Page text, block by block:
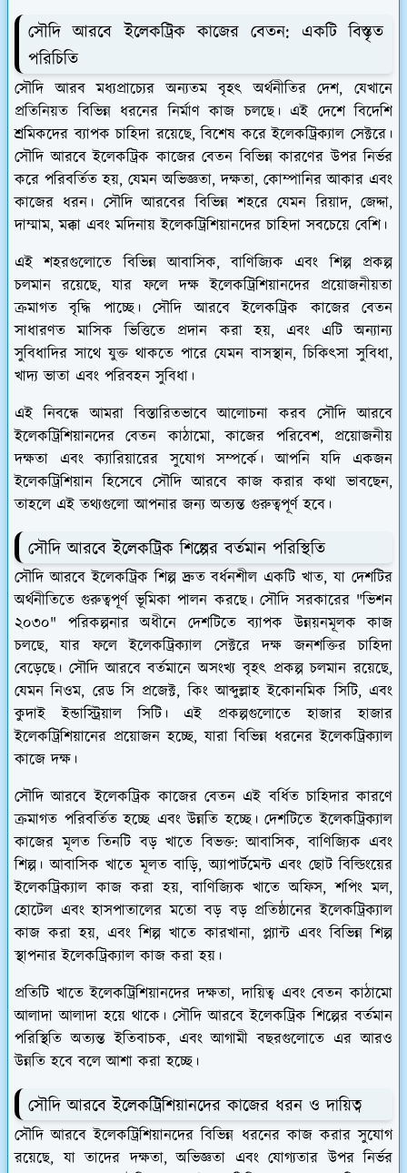
সৌদি আরবে ইলেকট্রিক কাজের বেতন: একটি বিস্তৃত
পরিচিতি
সৌদি আরব মধ্যপ্রাচ্যের অন্যতম বৃহৎ অর্থনীতির দেশ, যেখানে
প্রতিনিয়ত বিভিন্ন ধরনের নির্মাণ কাজ চলছে। এই দেশে বিদেশি
শ্রমিকদের ব্যাপক চাহিদা রয়েছে, বিশেষ করে ইলেকট্রিক্যাল সেক্টরে।
সৌদি আরবে ইলেকট্রিক কাজের বেতন বিভিন্ন কারণের উপর নির্ভর
করে পরিবর্তিত হয়, যেমন অভিজ্ঞতা, দক্ষতা, কোম্পানির আকার এবং
কাজের ধরন। সৌদি আরবের বিভিন্ন শহরে যেমন রিয়াদ, জেদ্দা,
দাম্মাম, মক্কা এবং মদিনায় ইলেকট্রিশিয়ানদের চাহিদা সবচেয়ে বেশি।
এই শহরগুলোতে বিভিন্ন আবাসিক, বাণিজ্যিক এবং শিল্প প্রকল্প
চলমান রয়েছে, যার ফলে দক্ষ ইলেকট্রিশিয়ানদের প্রয়োজনীয়তা
ক্রমাগত বৃদ্ধি পাচ্ছে। সৌদি আরবে ইলেকট্রিক কাজের বেতন
সাধারণত মাসিক ভিত্তিতে প্রদান করা হয়, এবং এটি অন্যান্য
সুবিধাদির সাথে যুক্ত থাকতে পারে যেমন বাসস্থান, চিকিৎসা সুবিধা,
খাদ্য ভাতা এবং পরিবহন সুবিধা।
এই নিবন্ধে আমরা বিস্তারিতভাবে আলোচনা করব সৌদি আরবে
ইলেকট্রিশিয়ানদের বেতন কাঠামো, কাজের পরিবেশ, প্রয়োজনীয়
দক্ষতা এবং ক্যারিয়ারের সুযোগ সম্পর্কে। আপনি যদি একজন
ইলেকট্রিশিয়ান হিসেবে সৌদি আরবে কাজ করার কথা ভাবছেন,
তাহলে এই তথ্যগুলো আপনার জন্য অত্যন্ত গুরুত্বপূর্ণ হবে।
সৌদি আরবে ইলেকট্রিক শিল্পের বর্তমান পরিস্থিতি
সৌদি আরবে ইলেকট্রিক শিল্প দ্রুত বর্ধনশীল একটি খাত, যা দেশটির
অর্থনীতিতে গুরুত্বপূর্ণ ভূমিকা পালন করছে। সৌদি সরকারের "ভিশন
২০৩০" পরিকল্পনার অধীনে দেশটিতে ব্যাপক উন্নয়নমূলক কাজ
চলছে, যার ফলে ইলেকট্রিক্যাল সেক্টরে দক্ষ জনশক্তির চাহিদা
বেড়েছে। সৌদি আরবে বর্তমানে অসংখ্য বৃহৎ প্রকল্প চলমান রয়েছে,
যেমন নিওম, রেড সি প্রজেক্ট, কিং আব্দুল্লাহ ইকোনমিক সিটি, এবং
কুদাই ইন্ডাস্ট্রিয়াল সিটি। এই প্রকল্পগুলোতে হাজার হাজার
ইলেকট্রিশিয়ানের প্রয়োজন হচ্ছে, যারা বিভিন্ন ধরনের ইলেকট্রিক্যাল
কাজে দক্ষ।
সৌদি আরবে ইলেকট্রিক কাজের বেতন এই বর্ধিত চাহিদার কারণে
ক্রমাগত পরিবর্তিত হচ্ছে এবং উন্নতি হচ্ছে। দেশটিতে ইলেকট্রিক্যাল
কাজের মূলত তিনটি বড় খাতে বিভক্ত: আবাসিক, বাণিজ্যিক এবং
শিল্প। আবাসিক খাতে মূলত বাড়ি, অ্যাপার্টমেন্ট এবং ছোট বিল্ডিংয়ের
ইলেকট্রিক্যাল কাজ করা হয়, বাণিজ্যিক খাতে অফিস, শপিং মল,
হোটেল এবং হাসপাতালের মতো বড় বড় প্রতিষ্ঠানের ইলেকট্রিক্যাল
কাজ করা হয়, এবং শিল্প খাতে কারখানা, প্ল্যান্ট এবং বিভিন্ন শিল্প
স্থাপনার ইলেকট্রিক্যাল কাজ করা হয়।
প্রতিটি খাতে ইলেকট্রিশিয়ানদের দক্ষতা, দায়িত্ব এবং বেতন কাঠামো
আলাদা আলাদা হয়ে থাকে। সৌদি আরবে ইলেকট্রিক শিল্পের বর্তমান
পরিস্থিতি অত্যন্ত ইতিবাচক, এবং আগামী বছরগুলোতে এর আরও
উন্নতি হবে বলে আশা করা হচ্ছে।
সৌদি আরবে ইলেকট্রিশিয়ানদের কাজের ধরন ও দায়িত্ব
সৌদি আরবে ইলেকট্রিশিয়ানদের বিভিন্ন ধরনের কাজ করার সুযোগ
রয়েছে, যা তাদের দক্ষতা, অভিজ্ঞতা এবং যোগ্যতার উপর নির্ভর